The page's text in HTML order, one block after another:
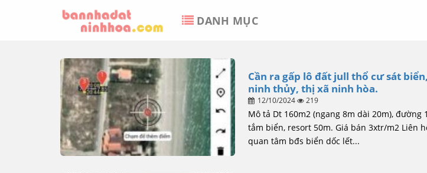
DANH MỤC
Cần ra gấp lô đất jull thổ cư sát
ninh thủy, thị xã ninh hòa.
12/10/2024 219
Mô tả Dt 160m2 (ngang 8m dài 20m), đường
tắm biển, resort 50m. Giá bán 3xtr/m2 Liên
quan tâm bđs biển dốc lết...